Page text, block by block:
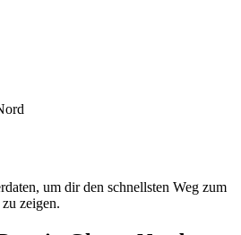
um dir den schnellsten Weg zum
zeigen.